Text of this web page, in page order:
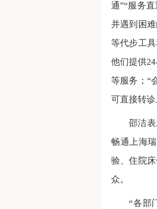
通”“服务
并遇到困
等代步工
他们提供
等服务；“
可直接转
邵洁
畅通上海
验、住院
众。
“各部